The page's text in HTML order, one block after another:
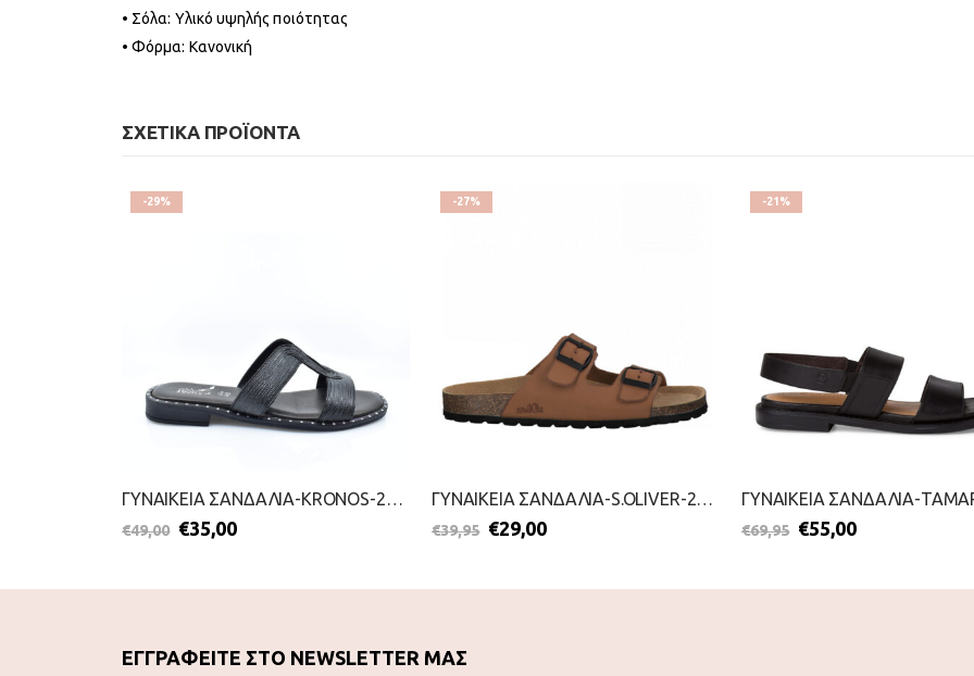
• Σόλα: Υλικό υψηλής ποιότητας
• Φόρμα: Κανονική
ΣΧΕΤΙΚΆ ΠΡΟΪΌΝΤΑ
-29%
ΓΥΝΑΙΚΕΙΑ ΣΑΝΔΑΛΙΑ-KRONOS-2099-0944-ΜΑΥΡΟ
€49,00 €35,00
-27%
ΓΥΝΑΙΚΕΙΑ ΣΑΝΔΑΛΙΑ-S.OLIVER-2199-0051-ΤΑΜΠΑ
€39,95 €29,00
-21%
€69,95 €55,00
ΕΓΓΡΑΦΕΙΤΕ ΣΤΟ NEWSLETTER ΜΑΣ